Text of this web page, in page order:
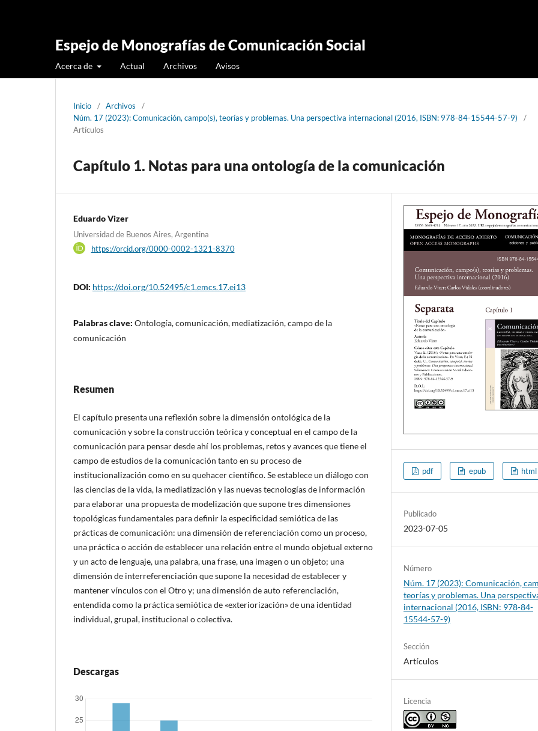
Espejo de Monografías de Comunicación Social
Acerca de Actual Archivos Avisos
Inicio / Archivos
/
Núm. 17 (2023): Comunicación, campo(s), teorías y problemas. Una perspectiva internacional (2016, ISBN: 978-84-15544-57-9)
/
Artículos
Capítulo 1. Notas para una ontología de la comunicación
Eduardo Vizer
Universidad de Buenos Aires, Argentina
https://orcid.org/0000-0002-1321-8370
DOI: https://doi.org/10.52495/c1.emcs.17.ei13
Palabras clave: Ontología, comunicación, mediatización, campo de la
comunicación
Resumen
El capítulo presenta una reflexión sobre la dimensión ontológica de la
comunicación y sobre la construcción teórica y conceptual en el campo de la
comunicación para pensar desde ahí los problemas, retos y avances que tiene el
campo de estudios de la comunicación tanto en su proceso de
institucionalización como en su quehacer científico. Se establece un diálogo con
las ciencias de la vida, la mediatización y las nuevas tecnologías de información
para elaborar una propuesta de modelización que supone tres dimensiones
topológicas fundamentales para definir la especificidad semiótica de las
prácticas de comunicación: una dimensión de referenciación como un proceso,
una práctica o acción de establecer una relación entre el mundo objetual externo
y un acto de lenguaje, una palabra, una frase, una imagen o un objeto; una
dimensión de interreferenciación que supone la necesidad de establecer y
mantener vínculos con el Otro y; una dimensión de auto referenciación,
entendida como la práctica semiótica de «exteriorización» de una identidad
individual, grupal, institucional o colectiva.
Descargas
pdf epub html
Publicado
2023-07-05
Número
Núm. 17 (2023): Comunicación,
teorías y problemas. Una
internacional (2016, ISBN: 978-84-
15544-57-9)
Sección
Artículos
Licencia